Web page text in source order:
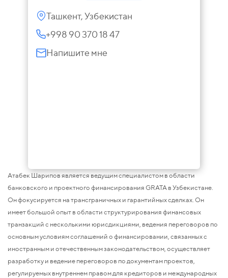
Ташкент, Узбекистан
+998 90 370 18 47
Напишите мне
Aтабек Шарипов является ведущим специалистом в области
банковского и проектного финансирования GRATA в Узбекистане.
Он фокусируется на трансграничных и гарантийных сделках. Он
имеет большой опыт в области структурирования финансовых
транзакций с несколькими юрисдикциями, ведения переговоров по
основным условиям соглашений о финансировании, связанных с
иностранным и отечественным законодательством, осуществляет
разработку и ведение переговоров по документам проектов,
регулируемых внутреннем правом для кредиторов и международных